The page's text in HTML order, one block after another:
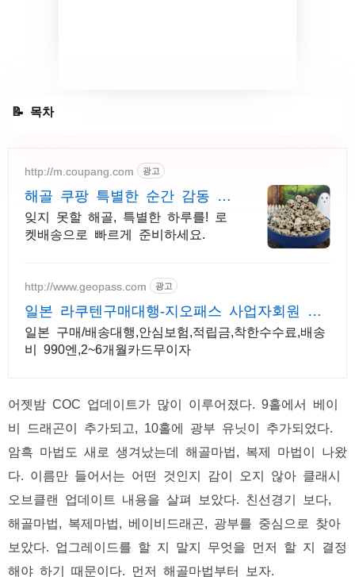
http://m.coupang.com 광고
해골 쿠팡 특별한 순간 감동 선
물
잊지 못할 해골, 특별한 하루를! 로
켓배송으로 빠르게 준비하세요.
http://www.geopass.com 광고
일본 라쿠텐구매대행-지오패스 사업자회원 특
별혜택
일본 구매/배송대행,안심보험,적립금,착한수수료,배송
비 990엔,2~6개월카드무이자
어젯밤 COC 업데이트가 많이 이루어졌다. 9홀에서 베이
비 드래곤이 추가되고, 10홀에 광부 유닛이 추가되었다.
암흑 마법도 새로 생겨났는데 해골마법, 복제 마법이 나왔
다. 이름만 들어서는 어떤 것인지 감이 오지 않아 클래시
오브클랜 업데이트 내용을 살펴 보았다. 친선경기 보다,
해골마법, 복제마법, 베이비드래곤, 광부를 중심으로 찾아
보았다. 업그레이드를 할 지 말지 무엇을 먼저 할 지 결정
해야 하기 때문이다. 먼저 해골마법부터 보자.